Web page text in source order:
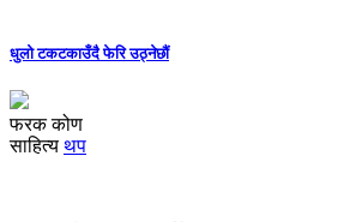
धुलो टकटकाउँदै फेरि उठ्नेछौं
फरक कोण
साहित्य थप